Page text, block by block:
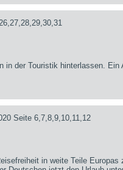
in der Touristik hinterlassen.
Seite 6,7,8,9,10,11,12
in weite Teile